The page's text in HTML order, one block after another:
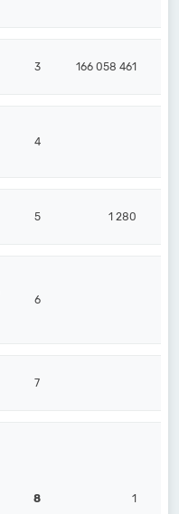
3 166 058 461
4
5 1 280
6
7
8 1